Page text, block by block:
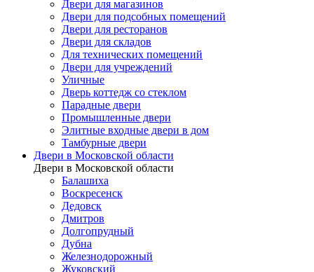
Двери для магазинов
Двери для подсобных помещений
Двери для ресторанов
Двери для складов
Для технических помещений
Двери для учреждений
Уличные
Дверь коттедж со стеклом
Парадные двери
Промышленные двери
Элитные входные двери в дом
Тамбурные двери
Двери в Московской области
Двери в Московской области
Балашиха
Воскресенск
Дедовск
Дмитров
Долгопрудный
Дубна
Железнодорожный
Жуковский